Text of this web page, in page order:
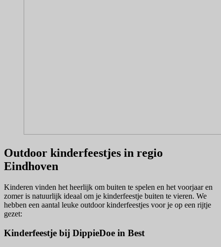
Outdoor kinderfeestjes in regio
Eindhoven
Kinderen vinden het heerlijk om buiten te spelen en het voorjaar en
zomer is natuurlijk ideaal om je kinderfeestje buiten te vieren. We
hebben een aantal leuke outdoor kinderfeestjes voor je op een rijtje
gezet:
Kinderfeestje bij DippieDoe in Best